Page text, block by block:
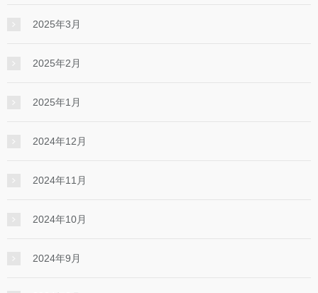
2025年3月
2025年2月
2025年1月
2024年12月
2024年11月
2024年10月
2024年9月